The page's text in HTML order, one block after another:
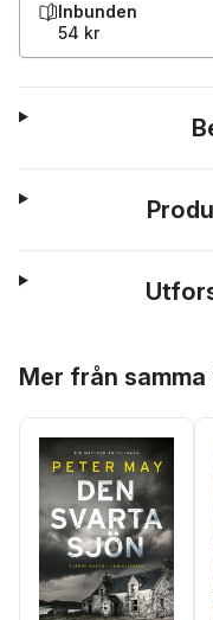
Inbunden
54 kr
Mer från